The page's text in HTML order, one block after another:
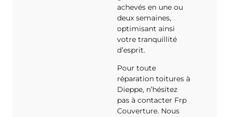
achevés en une ou
deux semaines,
optimisant ainsi
votre tranquillité
d’esprit.
Pour toute
réparation toitures à
Dieppe, n’hésitez
pas à contacter Frp
Couverture. Nous